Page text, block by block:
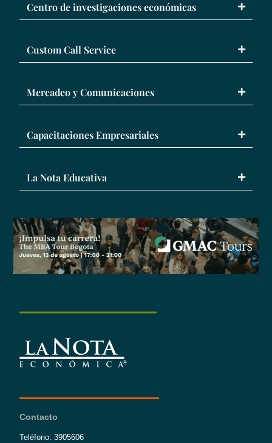
Centro de investigaciones económicas
Custom Call Service
Mercadeo y Comunicaciones
Capacitaciones Empresariales
La Nota Educativa
Contacto
Teléfono: 3905606